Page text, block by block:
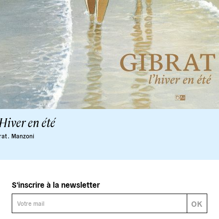
en été
. Manzoni
S'inscrire à la newsletter
OK